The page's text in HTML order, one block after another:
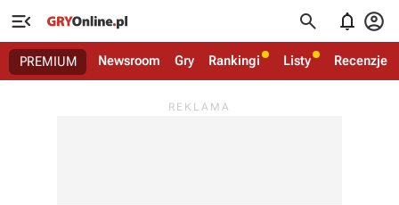
   
PREMIUM Newsroom Gry Rankingi Listy Recenzje